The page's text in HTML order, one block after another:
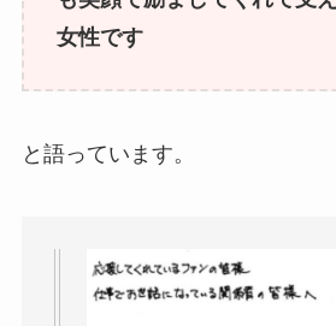
女性です
と語っています。